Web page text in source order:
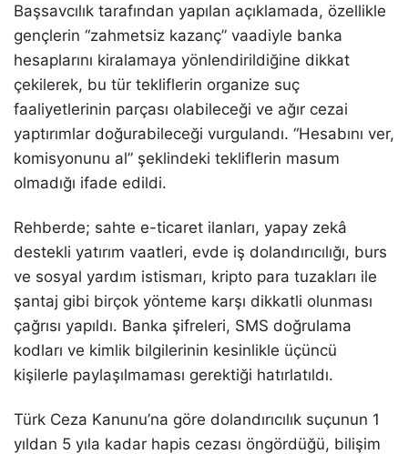
Başsavcılık tarafından yapılan açıklamada, özellikle
gençlerin “zahmetsiz kazanç” vaadiyle banka
hesaplarını kiralamaya yönlendirildiğine dikkat
çekilerek, bu tür tekliflerin organize suç
faaliyetlerinin parçası olabileceği ve ağır cezai
yaptırımlar doğurabileceği vurgulandı. “Hesabını ver,
komisyonunu al” şeklindeki tekliflerin masum
olmadığı ifade edildi.
Rehberde; sahte e-ticaret ilanları, yapay zekâ
destekli yatırım vaatleri, evde iş dolandırıcılığı, burs
ve sosyal yardım istismarı, kripto para tuzakları ile
şantaj gibi birçok yönteme karşı dikkatli olunması
çağrısı yapıldı. Banka şifreleri, SMS doğrulama
kodları ve kimlik bilgilerinin kesinlikle üçüncü
kişilerle paylaşılmaması gerektiği hatırlatıldı.
Türk Ceza Kanunu’na göre dolandırıcılık suçunun 1
yıldan 5 yıla kadar hapis cezası öngördüğü, bilişim